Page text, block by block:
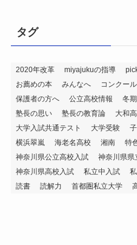
タグ
2020年改革 miyajukuの指導
お薦めの本
みんなへ コンクール
保護者の方へ
公立高校情報 冬
塾長の思い
塾長の教育論 大和
大学入試共通テスト
大学受験
横浜翠嵐
海老名高校 湘南 特
神奈川県公立高校入試
神奈川県県
神奈川県高校入試
私立中入試
読書
読解力 首都圏私立大学